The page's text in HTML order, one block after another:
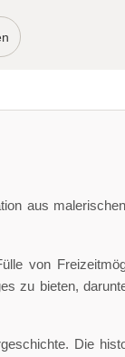
aus
von
zu bieten,
Die